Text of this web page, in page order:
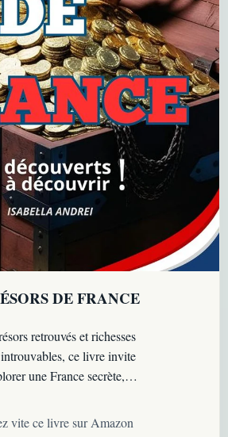
DE FRANCE
retrouvés et richesses
ce livre invite
une France secrète,
promesses…
vite ce livre sur Amazon